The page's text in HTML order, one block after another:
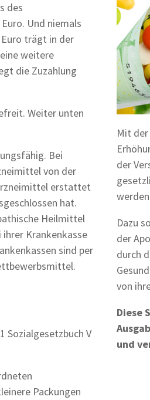
des
Und niemals
trägt in der
weitere
die Zuzahlung
Weiter unten
Bei
von der
erstattet
hat.
Heilmittel
Krankenkasse
sind per
Sozialgesetzbuch V
Packungen
Mit
der
Dazu
der
durch
von
Diese
und